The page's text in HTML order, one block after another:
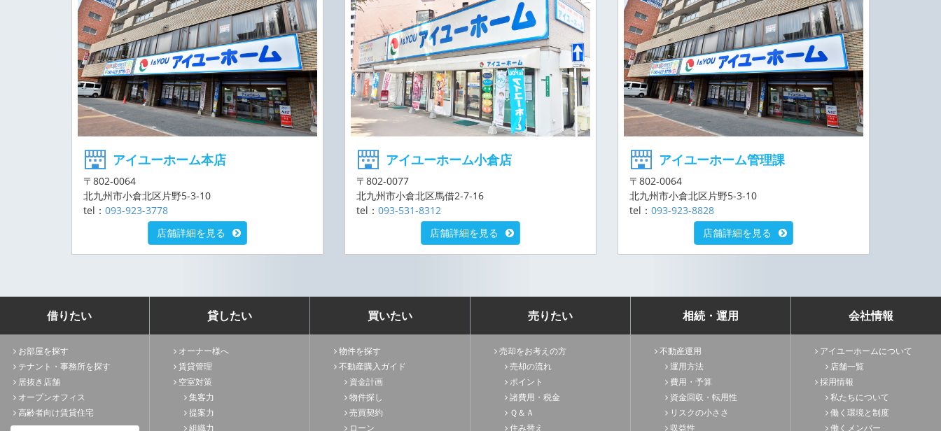
アイユーホーム本店
〒802-0064
北九州市小倉北区片野5-3-10
tel： 093-923-3778
店舗詳細を見る
アイユーホーム小倉店
〒802-0077
北九州市小倉北区馬借2-7-16
tel： 093-531-8312
店舗詳細を見る
アイユーホーム管理課
〒802-0064
北九州市小倉北区片野5-3-10
tel： 093-923-8828
店舗詳細を見る
借りたい
お部屋を探す
テナント・事務所を探す
居抜き店舗
オープンオフィス
高齢者向け賃貸住宅
貸したい
オーナー様へ
賃貸管理
空室対策
集客力
提案力
組織力
買いたい
物件を探す
不動産購入ガイド
資金計画
物件探し
売買契約
ローン
売りたい
売却をお考えの方
売却の流れ
ポイント
諸費用・税金
Ｑ＆Ａ
住み替え
相続・運用
不動産運用
運用方法
費用・予算
資金回収・転用性
リスクの小ささ
収益性
会社情報
アイユーホームについて
店舗一覧
採用情報
私たちについて
働く環境と制度
働くメンバー